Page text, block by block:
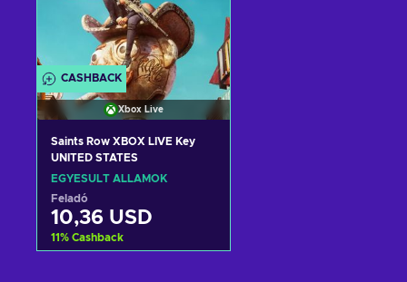
CASHBACK
Xbox Live
Saints Row XBOX LIVE Key
UNITED STATES
EGYESÜLT ÁLLAMOK
Feladó
10,36 USD
11% Cashback